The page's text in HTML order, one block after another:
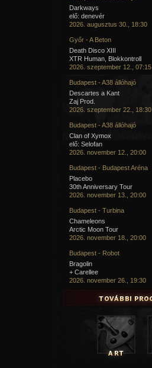
Darkways
elő: denevér
2026. augusztus 30., 18:30
Győr - A Beton
Death Disco XIII
XTR Human, Blokkontroll
2026. szeptember 12., 07:15
Budapest - A38 állóhajó
Descartes a Kant
Zaj Prod.
2026. szeptember 22., 18:30
Budapest - A38 állóhajó
Clan of Xymox
elő: Selofan
2026. november 12., 20:00
Budapest - Budapest Aréna
Placebo
30th Anniversary Tour
2026. november 13., 20:00
Budapest - Turbina
Chameleons
Arctic Moon Tour
2026. november 18., 20:00
Budapest - Robot
Bragolin
+ Carellee
2026. november 26., 19:30